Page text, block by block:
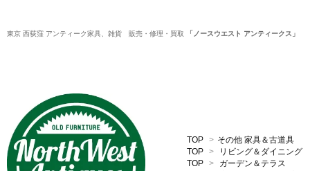
東京 西荻窪 アンティーク家具、雑貨 販売・修理・買取 「ノースウエスト アンティークス」
TOP > その他 家具＆古道具
TOP >
リビング＆ダイニング
TOP >
ガーデン＆テラス